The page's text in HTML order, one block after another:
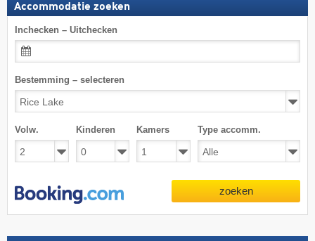
Accommodatie zoeken
Inchecken – Uitchecken
Bestemming – selecteren
Volw. Kinderen Kamers Type accomm.
zoeken